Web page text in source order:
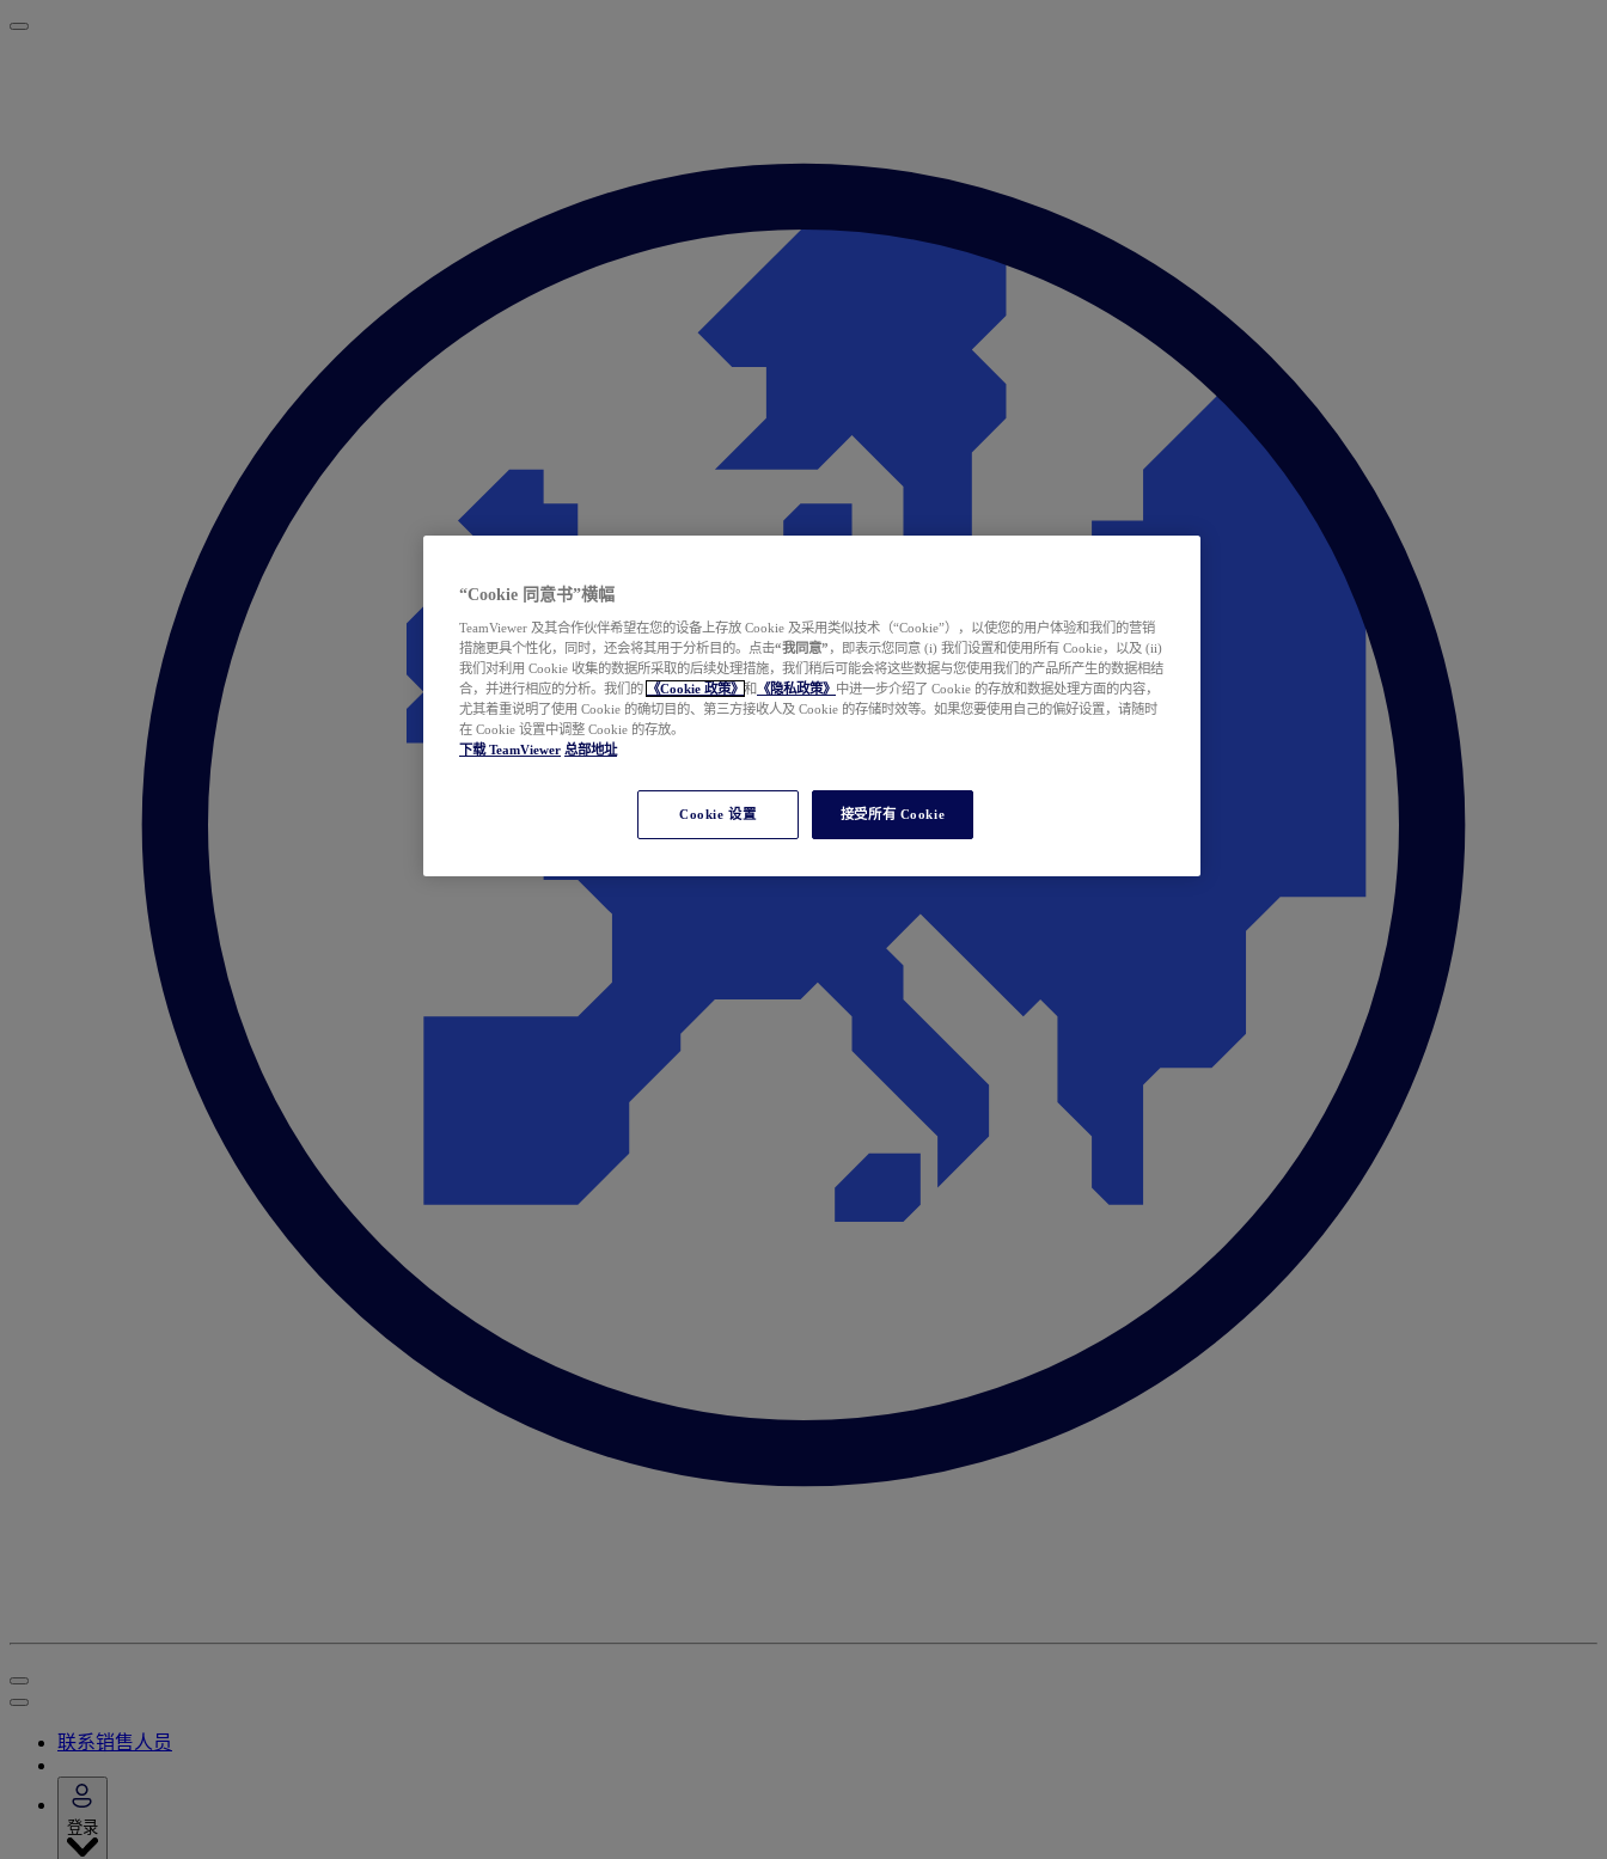
联系销售人员
登录
“Cookie 同意书”横幅
TeamViewer 及其合作伙伴希望在您的设备上存放 Cookie 及采用类似技术（“Cookie”），以使您的用户体验和我们的营销
措施更具个性化，同时，还会将其用于分析目的。点击“我同意” ，即表示您同意 (i) 我们设置和使用所有 Cookie，以及 (ii)
我们对利用 Cookie 收集的数据所采取的后续处理措施，我们稍后可能会将这些数据与您使用我们的产品所产生的数据相结
合，并进行相应的分析。我们的
《Cookie 政策》 和 《隐私政策》 中进一步介绍了 Cookie 的存放和数据处理方面的内容，
尤其着重说明了使用 Cookie 的确切目的、第三方接收人及 Cookie 的存储时效等。如果您要使用自己的偏好设置，请随时
在 Cookie 设置中调整 Cookie 的存放。
下载 TeamViewer 总部地址
Cookie 设置 接受所有 Cookie